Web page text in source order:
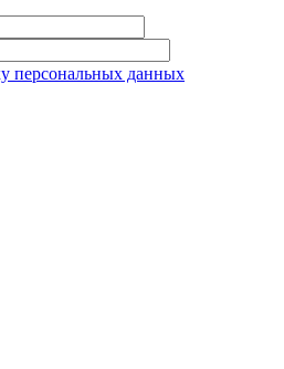
персональных данных